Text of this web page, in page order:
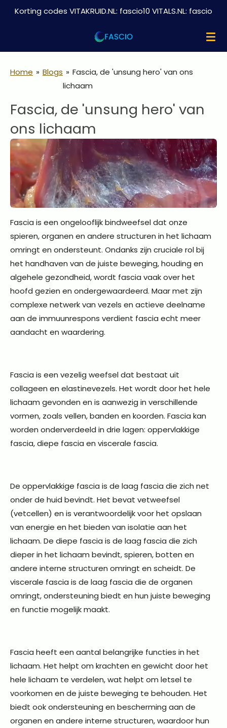
de
Korting codes VITAKRUID.NL: fascio10 VITALS.NL: fascio
Home » Blogs » Fascia, de 'unsung hero' van ons
lichaam
Fascia, de 'unsung hero' van
ons lichaam
Fascia is een ongelooflijk bindweefsel dat onze
spieren, organen en andere structuren in het lichaam
omringt en ondersteunt. Ondanks zijn cruciale rol bij
het handhaven van de juiste beweging, houding en
algehele gezondheid, wordt fascia vaak over het
hoofd gezien en ondergewaardeerd. Maar met zijn
complexe netwerk van vezels en actieve deelname
aan de immuunrespons verdient fascia echt meer
aandacht en waardering.
Fascia is een vezelig weefsel dat bestaat uit
collageen en elastinevezels. Het wordt door het hele
lichaam gevonden en is aanwezig in verschillende
vormen, zoals vellen, banden en koorden. Fascia kan
worden onderverdeeld in drie lagen: oppervlakkige
fascia, diepe fascia en viscerale fascia.
De oppervlakkige fascia is de laag fascia die zich net
onder de huid bevindt. Het bevat vetweefsel
(vetcellen) en is verantwoordelijk voor het opslaan
van energie en het bieden van isolatie aan het
lichaam. De diepe fascia is de laag fascia die zich
dieper in het lichaam bevindt, spieren, botten en
andere interne structuren omringt en scheidt. De
viscerale fascia is de laag fascia die de organen
omringt, ondersteuning biedt en hun juiste beweging
en functie mogelijk maakt.
Fascia heeft een aantal belangrijke functies in het
lichaam. Het helpt om krachten en gewicht door het
hele lichaam te verdelen, wat helpt om letsel te
voorkomen en de juiste beweging te behouden. Het
biedt ook ondersteuning en bescherming aan de
organen en andere interne structuren, waardoor hun